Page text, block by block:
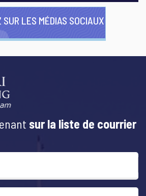
SUR LES MÉDIAS SOCIAUX
sur la liste de courrier